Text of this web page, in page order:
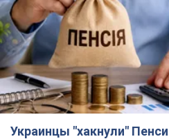
Украинцы "хакнули"